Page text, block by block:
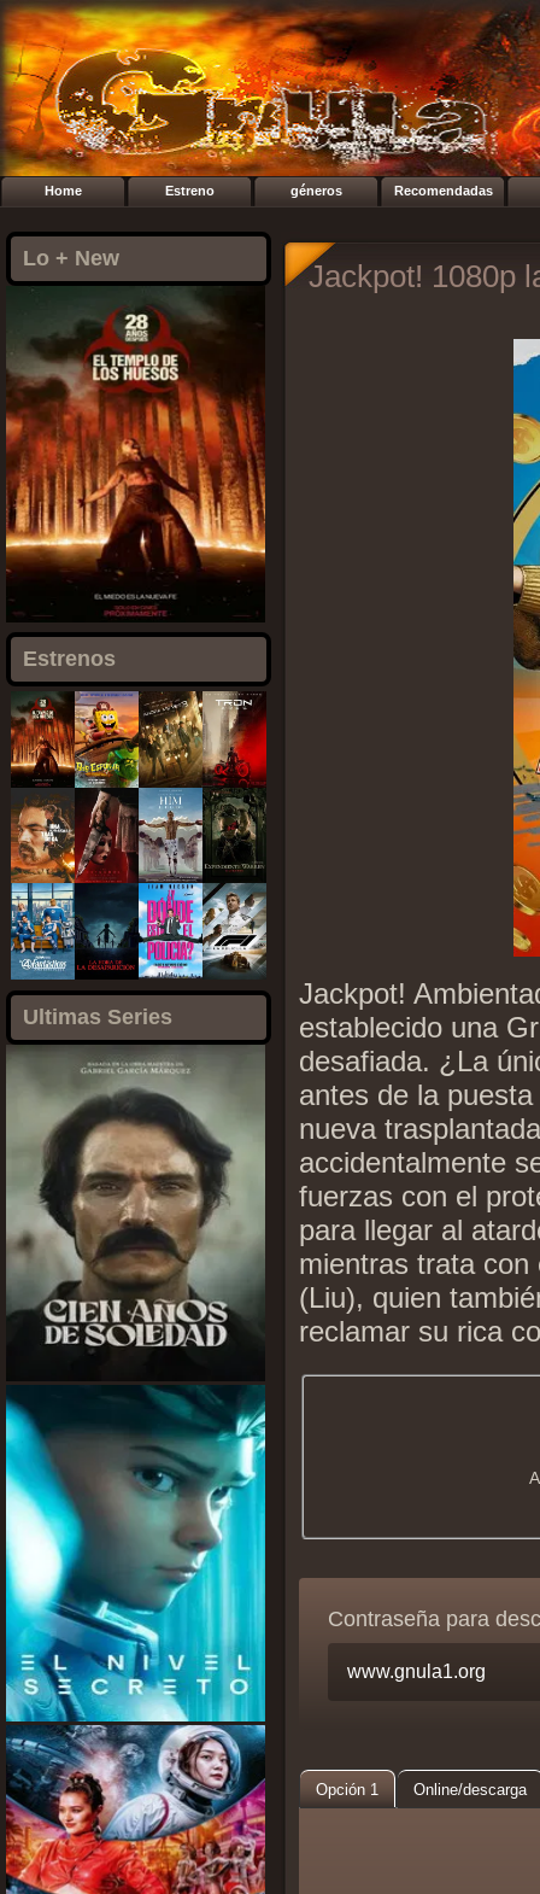
Home Estreno géneros Recomendadas
Lo + New
Estrenos
Ultimas Series
Jackpot! 1080p
Jackpot!
establecido una
desafiada. ¿La
antes de la
nueva
accidentalmente
fuerzas con el
para llegar al
mientras trata con
(Liu), quien
reclamar su rica
Contraseña para
Opción 1 Online/descarga